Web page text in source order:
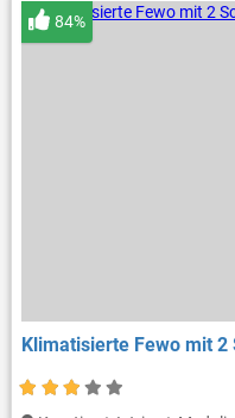
Klimatisierte Fewo mit
84%